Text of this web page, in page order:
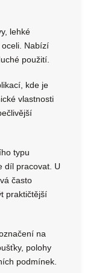
lehké
Nabízí
použití.
kde je
vlastnosti
typu
díl pracovat. U
často
praktičtější
na
polohy
podmínek.